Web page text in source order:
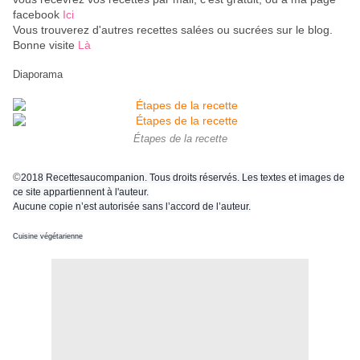
facebook Ici
Vous trouverez d'autres recettes salées ou sucrées sur le blog.
Bonne visite Là
Diaporama
Étapes de la recette
©2018 Recettesaucompanion. Tous droits réservés. Les textes et images de
ce site appartiennent à l'auteur.
Aucune copie n’est autorisée sans l’accord de l’auteur.
Cuisine végétarienne